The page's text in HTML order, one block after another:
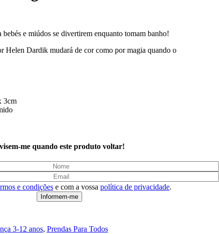
e miúdos se divertirem enquanto tomam banho!
Helen Dardik mudará de cor como por magia quando o
3cm
me quando este produto voltar!
e condiçõese com a vossa política de privacidade.
3-12 anos, Prendas Para Todos